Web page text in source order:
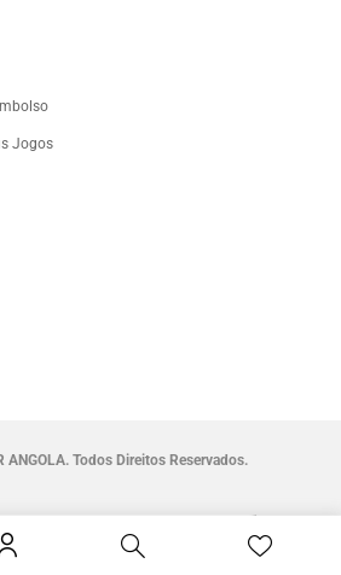
Jogos
ANGOLA. Todos Direitos Reservados.